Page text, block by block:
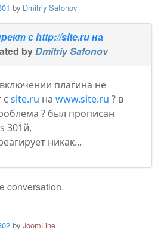
by Dmitriy Safonov
с http://site.ru на
byDmitriy Safonov
плагина не
с site.ru на www.site.ru ? в
? был прописан
301й,
никак...
conversation.
by JoomLine